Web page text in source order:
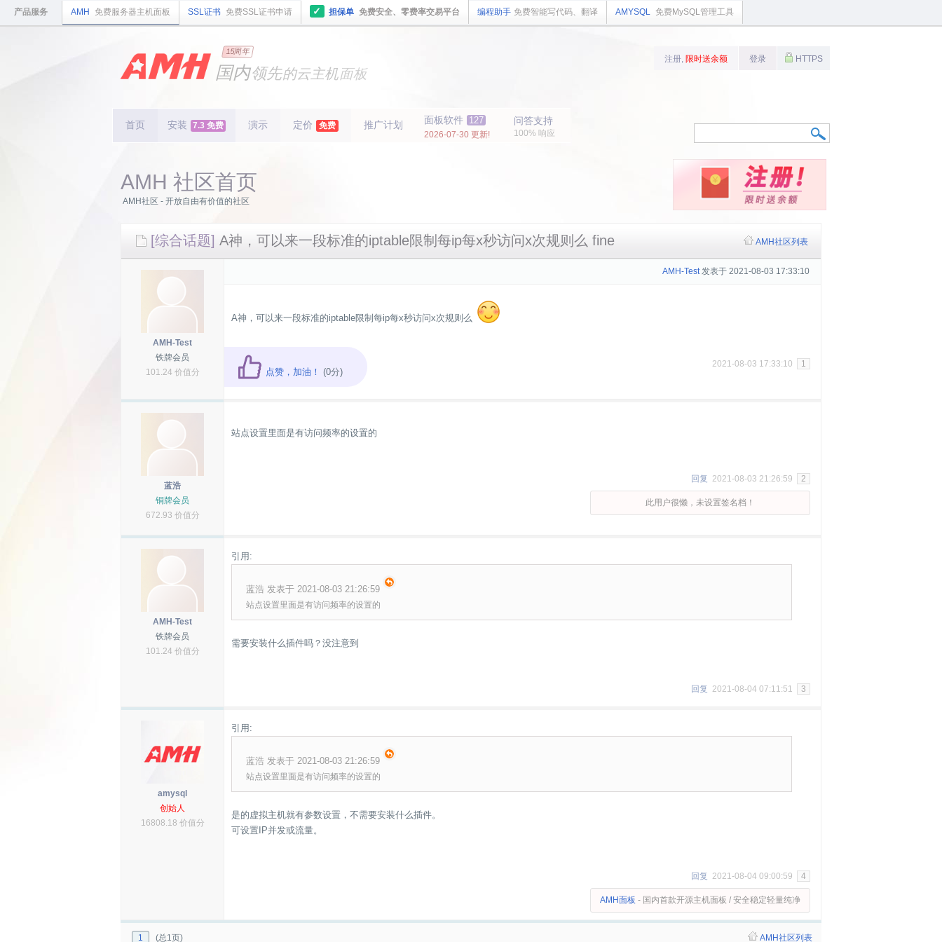
产品服务 AMH 免费服务器主机面板 SSL证书 免费SSL证书申请 ✓ 担保单 免费安全、零费率交易平台 编程助手 免费智能写代码、翻译 AMYSQL 免费MySQL管理工具
15周年
国内领先的云主机面板
持续更新 15周年
首页 安装 7.3 免费 演示 定价 免费 推广计划 面板软件 127
2026-07-30 更新!
问答支持
100% 响应
注册, 限时送余额 登录 HTTPS
AMH 社区首页
AMH社区 - 开放自由有价值的社区
[综合话题] A神，可以来一段标准的iptable限制每ip每x秒访问x次规则么 fine AMH社区列表
AMH-Test
铁牌会员
101.24 价值分
AMH-Test发表于 2021-08-03 17:33:10
A神，可以来一段标准的iptable限制每ip每x秒访问x次规则么
点赞，加油！ (0分)
2021-08-03 17:33:10 1
蓝浩
铜牌会员
672.93 价值分
站点设置里面是有访问频率的设置的
回复 2021-08-03 21:26:59 2
此用户很懒，未设置签名档！
AMH-Test
铁牌会员
101.24 价值分
引用:
蓝浩 发表于 2021-08-03 21:26:59
站点设置里面是有访问频率的设置的
需要安装什么插件吗？没注意到
回复 2021-08-04 07:11:51 3
amysql
创始人
16808.18 价值分
引用:
蓝浩 发表于 2021-08-03 21:26:59
站点设置里面是有访问频率的设置的
是的虚拟主机就有参数设置，不需要安装什么插件。
可设置IP并发或流量。
回复 2021-08-04 09:00:59 4
AMH面板 - 国内首款开源主机面板 / 安全稳定轻量纯净
1 (总1页) AMH社区列表